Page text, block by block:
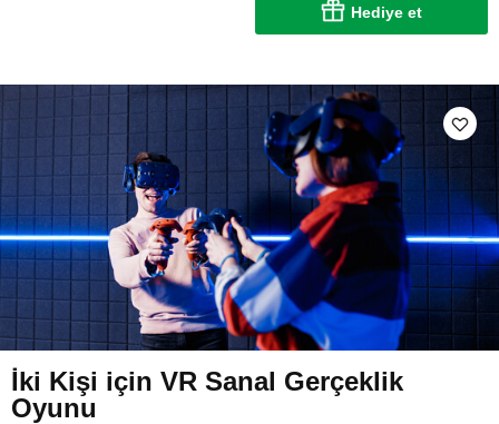
Hediye et
İki Kişi için VR Sanal Gerçeklik
Oyunu